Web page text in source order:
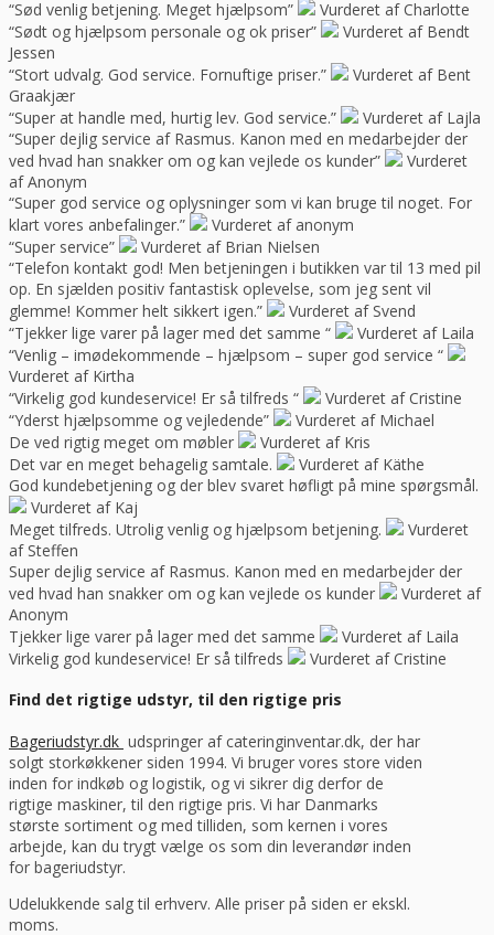
“Sød venlig betjening. Meget hjælpsom”
Vurderet af Charlotte
“Sødt og hjælpsom personale og ok priser”
Vurderet af Bendt
Jessen
“Stort udvalg. God service. Fornuftige priser.”
Vurderet af Bent
Graakjær
“Super at handle med, hurtig lev. God service.”
Vurderet af Lajla
“Super dejlig service af Rasmus. Kanon med en medarbejder der
ved hvad han snakker om og kan vejlede os kunder”
Vurderet
af Anonym
“Super god service og oplysninger som vi kan bruge til noget. For
klart vores anbefalinger.”
Vurderet af anonym
“Super service”
Vurderet af Brian Nielsen
“Telefon kontakt god! Men betjeningen i butikken var til 13 med pil
op. En sjælden positiv fantastisk oplevelse, som jeg sent vil
glemme! Kommer helt sikkert igen.”
Vurderet af Svend
“Tjekker lige varer på lager med det samme “
Vurderet af Laila
“Venlig – imødekommende – hjælpsom – super god service “
Vurderet af Kirtha
“Virkelig god kundeservice! Er så tilfreds “
Vurderet af Cristine
“Yderst hjælpsomme og vejledende”
Vurderet af Michael
De ved rigtig meget om møbler
Vurderet af Kris
Det var en meget behagelig samtale.
Vurderet af Käthe
God kundebetjening og der blev svaret høfligt på mine spørgsmål.
Vurderet af Kaj
Meget tilfreds. Utrolig venlig og hjælpsom betjening.
Vurderet
af Steffen
Super dejlig service af Rasmus. Kanon med en medarbejder der
ved hvad han snakker om og kan vejlede os kunder
Vurderet af
Anonym
Tjekker lige varer på lager med det samme
Vurderet af Laila
Virkelig god kundeservice! Er så tilfreds
Vurderet af Cristine
Find det rigtige udstyr, til den rigtige pris
Bageriudstyr.dk udspringer af cateringinventar.dk, der har
solgt storkøkkener siden 1994. Vi bruger vores store viden
inden for indkøb og logistik, og vi sikrer dig derfor de
rigtige maskiner, til den rigtige pris. Vi har Danmarks
største sortiment og med tilliden, som kernen i vores
arbejde, kan du trygt vælge os som din leverandør inden
for bageriudstyr.
Udelukkende salg til erhverv. Alle priser på siden er ekskl.
moms.